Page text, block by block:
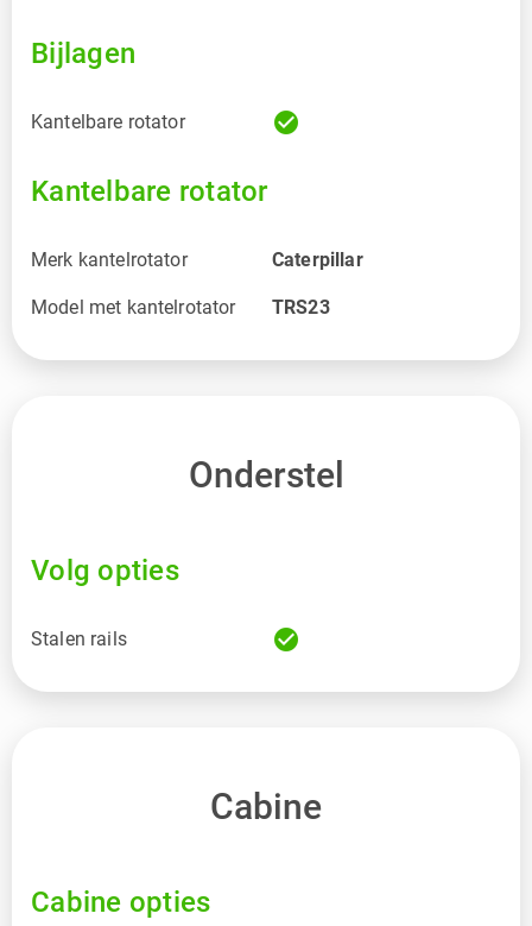
Bijlagen
Kantelbare rotator check_circle
Kantelbare rotator
Merk kantelrotator Caterpillar
Model met kantelrotator TRS23
Onderstel
Volg opties
Stalen rails check_circle
Cabine
Cabine opties